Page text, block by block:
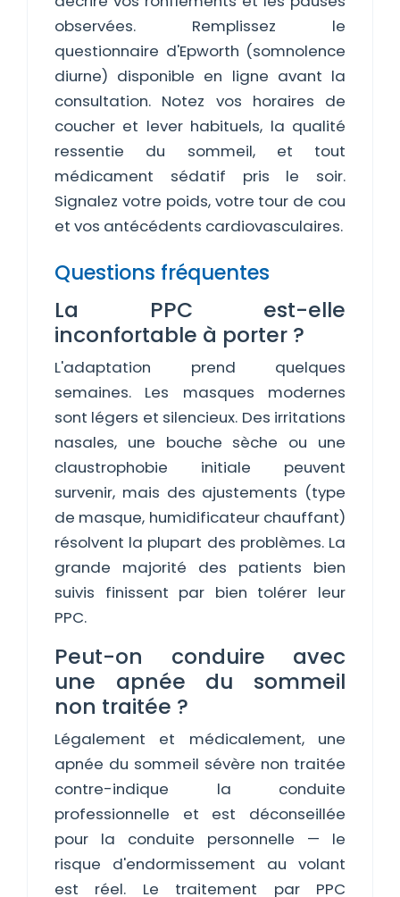
observées. Remplissez le
questionnaire d'Epworth (somnolence
diurne) disponible en ligne avant la
consultation. Notez vos horaires de
coucher et lever habituels, la qualité
ressentie du sommeil, et tout
médicament sédatif pris le soir.
Signalez votre poids, votre tour de cou
et vos antécédents cardiovasculaires.
Questions fréquentes
La PPC est-elle
inconfortable à porter ?
L'adaptation prend quelques
semaines. Les masques modernes
sont légers et silencieux. Des irritations
nasales, une bouche sèche ou une
claustrophobie initiale peuvent
survenir, mais des ajustements (type
de masque, humidificateur chauffant)
résolvent la plupart des problèmes. La
grande majorité des patients bien
suivis finissent par bien tolérer leur
PPC.
Peut-on conduire avec
une apnée du sommeil
non traitée ?
Légalement et médicalement, une
apnée du sommeil sévère non traitée
contre-indique la conduite
professionnelle et est déconseillée
pour la conduite personnelle — le
risque d'endormissement au volant
est réel. Le traitement par PPC